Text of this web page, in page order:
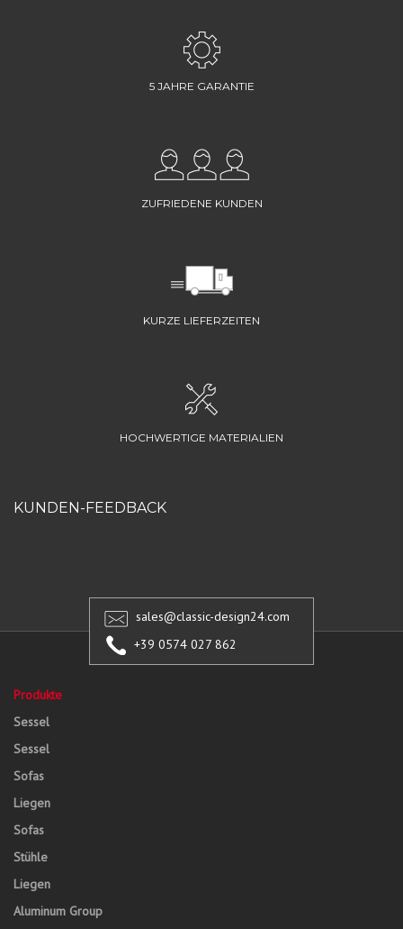
5 JAHRE GARANTIE
ZUFRIEDENE KUNDEN
KURZE LIEFERZEITEN
HOCHWERTIGE MATERIALIEN
KUNDEN-FEEDBACK
sales@classic-design24.com
+39 0574 027 862
Produkte
Sessel
Sessel
Sofas
Liegen
Sofas
Stühle
Liegen
Aluminum Group